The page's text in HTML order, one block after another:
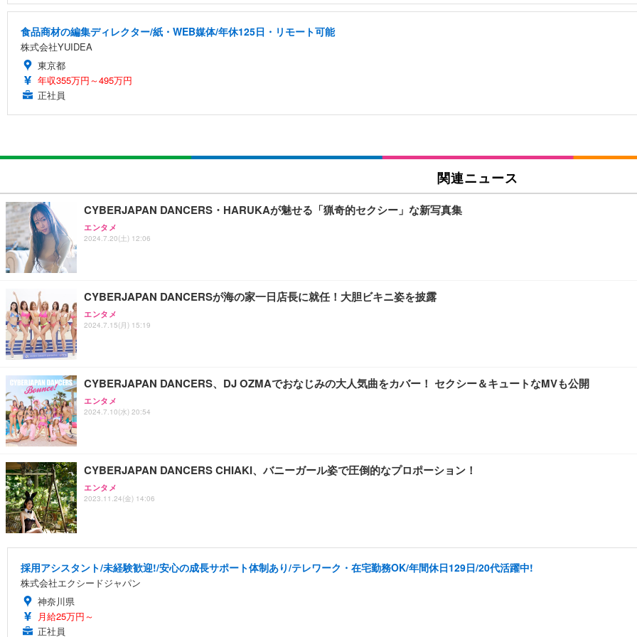
食品商材の編集ディレクター/紙・WEB媒体/年休125日・リモート可能
株式会社YUIDEA
東京都
年収355万円～495万円
正社員
関連ニュース
CYBERJAPAN DANCERS・HARUKAが魅せる「猟奇的セクシー」な新写真集
エンタメ
2024.7.20(土) 12:06
CYBERJAPAN DANCERSが海の家一日店長に就任！大胆ビキニ姿を披露
エンタメ
2024.7.15(月) 15:19
CYBERJAPAN DANCERS、DJ OZMAでおなじみの大人気曲をカバー！ セクシー＆キュートなMVも公開
エンタメ
2024.7.10(水) 20:54
CYBERJAPAN DANCERS CHIAKI、バニーガール姿で圧倒的なプロポーション！
エンタメ
2023.11.24(金) 14:06
採用アシスタント/未経験歓迎!/安心の成長サポート体制あり/テレワーク・在宅勤務OK/年間休日129日/20代活躍中!
株式会社エクシードジャパン
神奈川県
月給25万円～
正社員